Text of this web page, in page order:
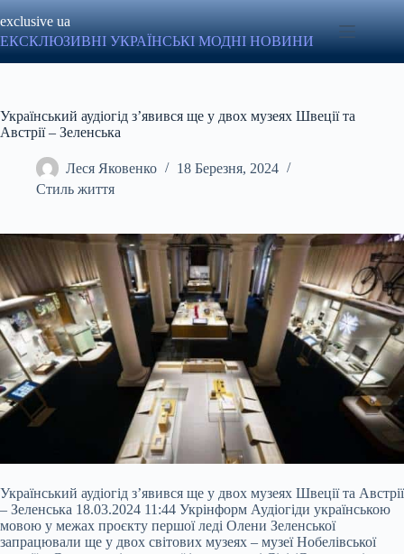
до
вмісту
exclusive ua
ЕКСКЛЮЗИВНІ УКРАЇНСЬКІ МОДНІ НОВИНИ
Український аудіогід з’явився ще у двох музеях Швеції та
Австрії – Зеленська
Леся Яковенко
18 Березня, 2024
Стиль життя
Український аудіогід з’явився ще у двох музеях Швеції та Австрії
– Зеленська 18.03.2024 11:44 Укрінформ Аудіогіди українською
мовою у межах проєкту першої леді Олени Зеленської
запрацювали ще у двох світових музеях – музеї Нобелівської